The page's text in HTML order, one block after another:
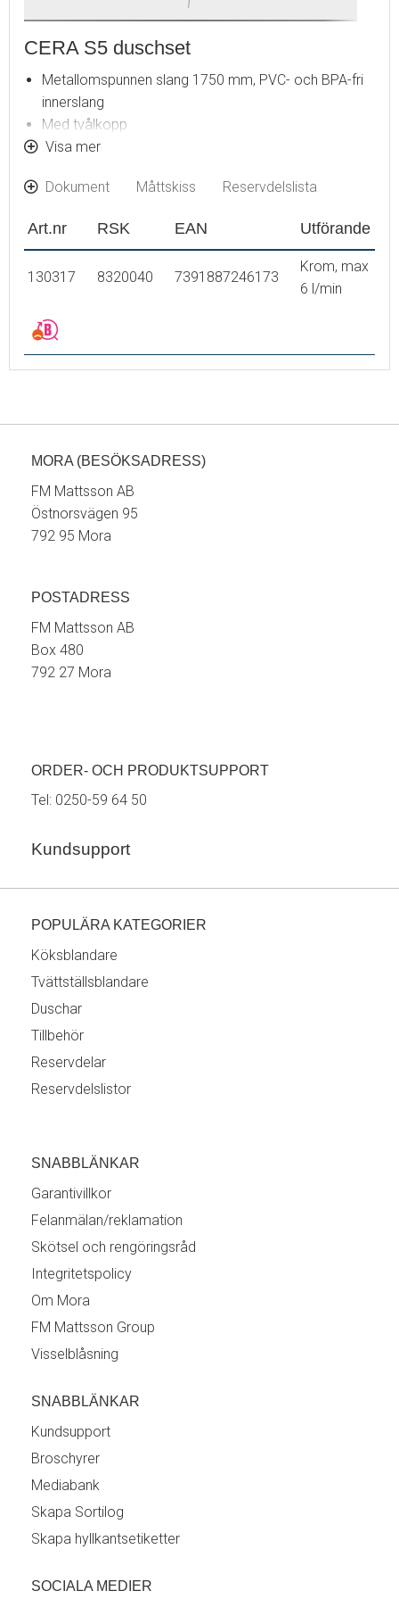
CERA S5 duschset
Metallomspunnen slang 1750 mm, PVC- och BPA-fri
innerslang
Med tvålkopp
Med variabelt c/c-mått för befintliga skruvhål
Valbar anslutning med/utan luftinblandning
Visa mer
Dokument Måttskiss Reservdelslista
Art.nr RSK EAN Utförande
130317 8320040 7391887246173
Krom, max
6 l/min
MORA (BESÖKSADRESS)
FM Mattsson AB
Östnorsvägen 95
792 95 Mora
POSTADRESS
FM Mattsson AB
Box 480
792 27 Mora
ORDER- OCH PRODUKTSUPPORT
Tel: 0250-59 64 50
Kundsupport
POPULÄRA KATEGORIER
Köksblandare
Tvättställsblandare
Duschar
Tillbehör
Reservdelar
Reservdelslistor
SNABBLÄNKAR
Garantivillkor
Felanmälan/reklamation
Skötsel och rengöringsråd
Integritetspolicy
Om Mora
FM Mattsson Group
Visselblåsning
SNABBLÄNKAR
Kundsupport
Broschyrer
Mediabank
Skapa Sortilog
Skapa hyllkantsetiketter
SOCIALA MEDIER